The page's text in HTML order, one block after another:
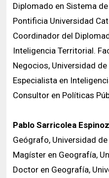
Diplomado en Sistema
Pontificia Universidad
Coordinador del
Inteligencia Territorial.
Negocios, Universidad de
Especialista en
Consultor en Políticas
Pablo Sarricolea
Geógrafo, Universidad de
Magíster en Geografía,
Doctor en Geografía,